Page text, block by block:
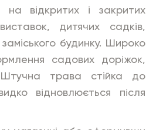
відкритих і закритих
дитячих садків,
будинку. Широко
садових доріжок,
трава стійка до
відновлюється після